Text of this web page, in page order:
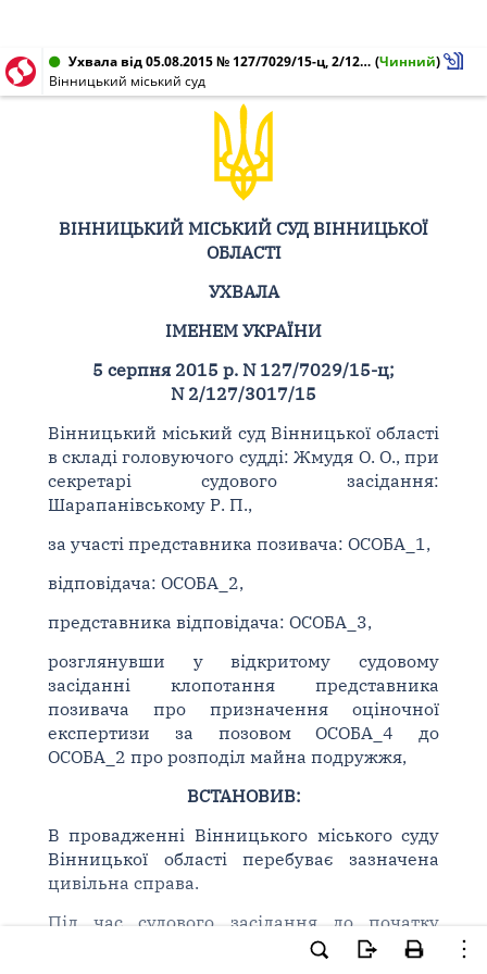
Ухвала від 05.08.2015 № 127/7029/15-ц, 2/127/3017/15 (Чинний)
Вінницький міський суд
ВІННИЦЬКИЙ МІСЬКИЙ СУД ВІННИЦЬКОЇ
ОБЛАСТІ
УХВАЛА
ІМЕНЕМ УКРАЇНИ
5 серпня 2015 р. N 127/7029/15-ц;
N 2/127/3017/15
Вінницький міський суд Вінницької області
в складі головуючого судді: Жмудя О. О., при
секретарі судового засідання:
Шарапанівському Р. П.,
за участі представника позивача: ОСОБА_1,
відповідача: ОСОБА_2,
представника відповідача: ОСОБА_3,
розглянувши у відкритому судовому
засіданні клопотання представника
позивача про призначення оціночної
експертизи за позовом ОСОБА_4 до
ОСОБА_2 про розподіл майна подружжя,
ВСТАНОВИВ:
В провадженні Вінницького міського суду
Вінницької області перебуває зазначена
цивільна справа.
Під час судового засідання до початку
розгляду справи по суті представником